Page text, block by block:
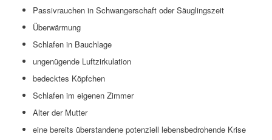
Passivrauchen in Schwangerschaft oder Säuglingszeit
Überwärmung
Schlafen in Bauchlage
ungenügende Luftzirkulation
bedecktes Köpfchen
Schlafen im eigenen Zimmer
Alter der Mutter
eine bereits überstandene potenziell lebensbedrohende Krise